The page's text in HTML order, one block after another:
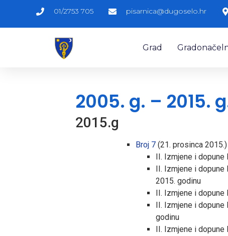
01/2753 705 pisarnica@dugoselo.hr
Grad
2005. g. – 2015.
2015.g
Broj 7 (21. prosinca 2015.)
II. Izmjene i dopune
II. Izmjene i dopune
2015. godinu
II. Izmjene i dopune
II. Izmjene i dopune
godinu
II. Izmjene i dopune